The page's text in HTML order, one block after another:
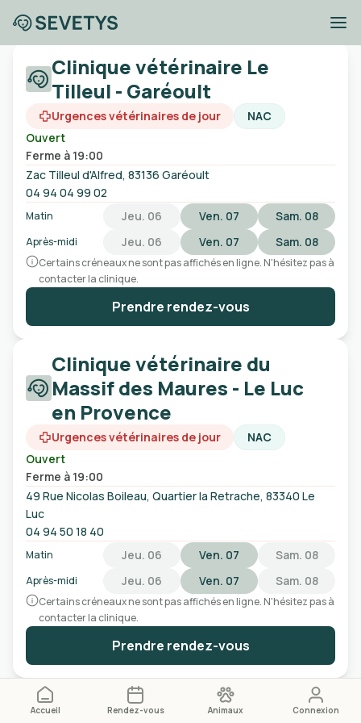
Accueil Rendez-vous Animaux Connexion
Cliniques vétérinaires
à proximité de Six-Fours-les-
Plages
Ville, code postal, etc
Ouvert
Clinique vétérinaire Le
Tilleul - Garéoult
Urgences vétérinaires de jour
NAC
Ouvert
Ferme à 19:00
Zac Tilleul d'Alfred, 83136 Garéoult
04 94 04 99 02
Matin
Après-midi
Jeu. 06
Jeu. 06
Ven. 07
Ven. 07
Sam. 08
Sam. 08
Certains créneaux ne sont pas affichés en ligne. N'hésitez pas à
contacter la clinique.
Prendre rendez-vous
Clinique vétérinaire du
Massif des Maures - Le Luc
en Provence
Urgences vétérinaires de jour
NAC
Ouvert
Ferme à 19:00
49 Rue Nicolas Boileau, Quartier la Retrache, 83340 Le
Luc
04 94 50 18 40
Matin
Après-midi
Jeu. 06
Jeu. 06
Ven. 07
Ven. 07
Sam. 08
Sam. 08
Certains créneaux ne sont pas affichés en ligne. N'hésitez pas à
contacter la clinique.
Prendre rendez-vous
Clinique vétérinaire de